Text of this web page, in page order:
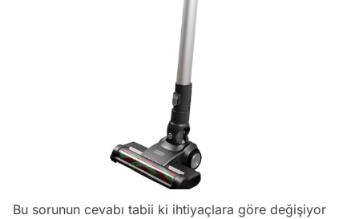
Bu sorunun cevabı tabii ki ihtiyaçlara göre değişiyor